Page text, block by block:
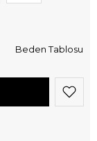
Beden Tablosu